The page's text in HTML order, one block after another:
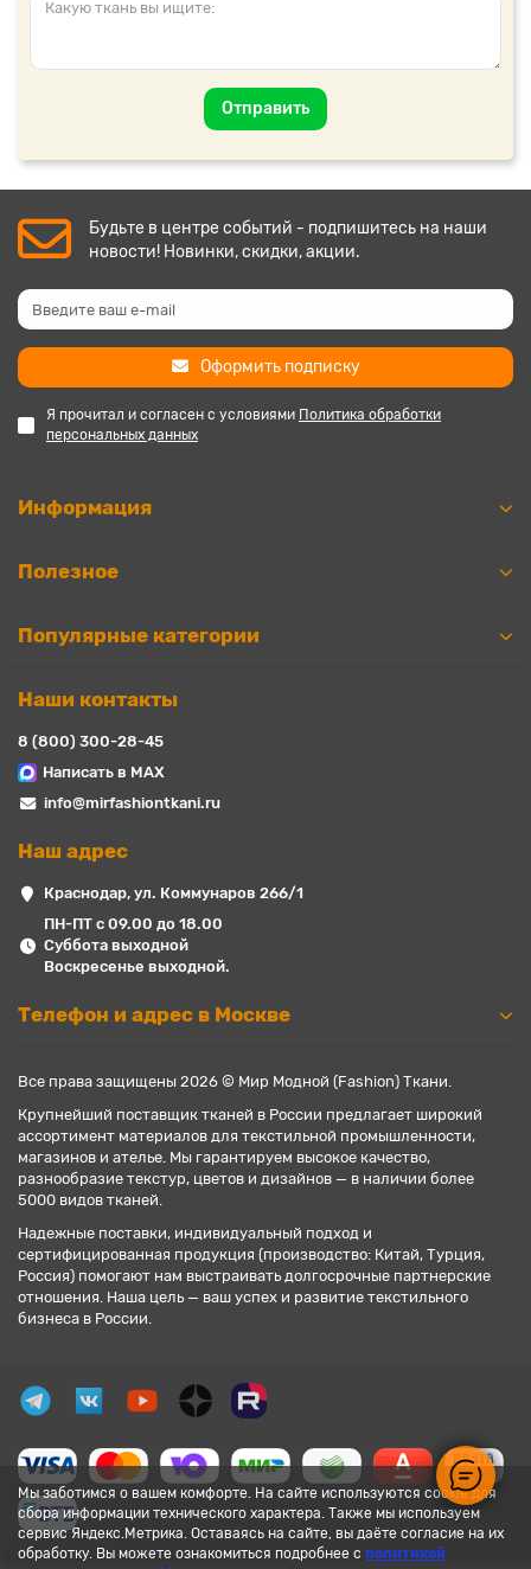
Отправить
Мы заботимся о вашем комфорте. На сайте используются cookie для
сбора информации технического характера. Также мы используем
сервис Яндекс.Метрика. Оставаясь на сайте, вы даёте согласие на их
обработку. Вы можете ознакомиться подробнее с политикой
Будьте в центре событий - подпишитесь на наши
новости! Новинки, скидки, акции.
Оформить подписку
Я прочитал и согласен с условиями Политика обработки
персональных данных
Информация
Полезное
Популярные категории
Наши контакты
8 (800) 300-28-45
Написать в MAX
info@mirfashiontkani.ru
Наш адрес
Краснодар, ул. Коммунаров 266/1
ПН-ПТ с 09.00 до 18.00
Суббота выходной
Воскресенье выходной.
Телефон и адрес в Москве
Все права защищены 2026 © Мир Модной (Fashion) Ткани.
Крупнейший поставщик тканей в России предлагает широкий
ассортимент материалов для текстильной промышленности,
магазинов и ателье. Мы гарантируем высокое качество,
разнообразие текстур, цветов и дизайнов — в наличии более
5000 видов тканей.
Надежные поставки, индивидуальный подход и
сертифицированная продукция (производство: Китай, Турция,
Россия) помогают нам выстраивать долгосрочные партнерские
отношения. Наша цель — ваш успех и развитие текстильного
бизнеса в России.